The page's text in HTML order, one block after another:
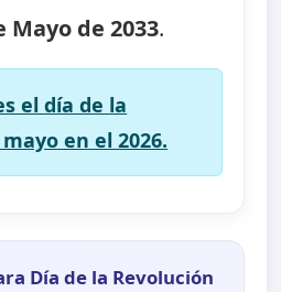
Mayo de 2033.
el día de la
en el 2026.
Día de la Revolución